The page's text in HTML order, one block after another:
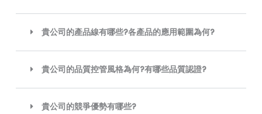
貴公司的產品線有哪些?各產品的應用範圍為何?
貴公司的品質控管風格為何?有哪些品質認證?
貴公司的競爭優勢有哪些?